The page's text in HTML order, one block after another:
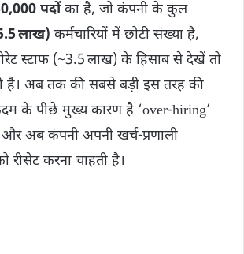
पदोंका है, जो कंपनी के कुल
लाख) कर्मचारियों में छोटी संख्या है,
स्टाफ (~3.5 लाख) के हिसाब से देखें तो
है। अब तक की सबसे बड़ी इस तरह की
के पीछे मुख्य कारण है ‘over‑hiring’
और अब कंपनी अपनी खर्च‑प्रणाली
रीसेट करना चाहती है।